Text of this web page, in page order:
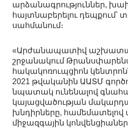
արձանագրություններ,
հայտնաբերելու դեպքում՝
սահմանում։
«Արժանապատիվ
շրջանակում
հակակոռուպցիոն
2021 թվականին ԱԱՏՄ
նպատակ ունենալով
կայացվածության
խնդիրները,
միջազգային